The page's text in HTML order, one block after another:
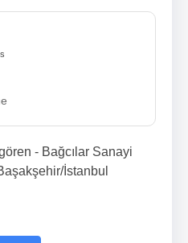
- Bağcılar Sanayi
İstanbul